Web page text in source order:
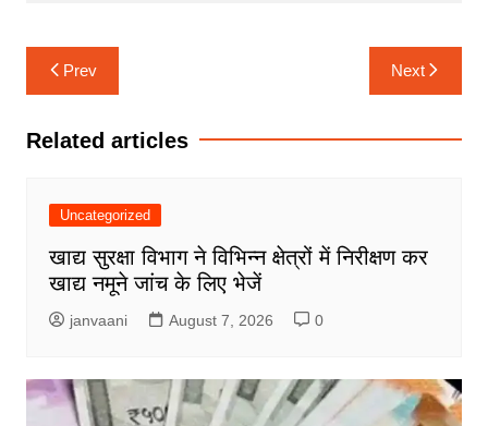
Post
navigation
Prev Next
Related articles
Uncategorized
खाद्य सुरक्षा विभाग ने विभिन्न क्षेत्रों में निरीक्षण कर
खाद्य नमूने जांच के लिए भेजें
janvaani August 7, 2026 0